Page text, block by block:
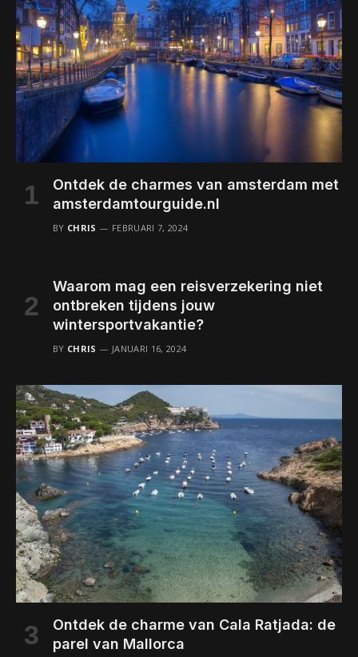
Ontdek de charmes van amsterdam met
amsterdamtourguide.nl
BY CHRIS FEBRUARI 7, 2024
Waarom mag een reisverzekering niet
ontbreken tijdens jouw
wintersportvakantie?
BY CHRIS JANUARI 16, 2024
Ontdek de charme van Cala Ratjada: de
parel van Mallorca